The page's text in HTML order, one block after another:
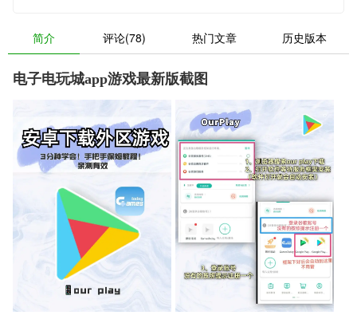
简介 评论(78) 热门文章 历史版本
电子电玩城app游戏最新版截图